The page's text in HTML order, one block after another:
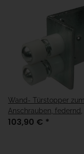
Wand- Türstopper zum
Anschrauben, federnd,
103,90 € *